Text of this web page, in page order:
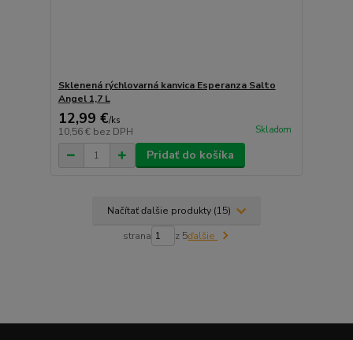
Sklenená rýchlovarná kanvica Esperanza Salto
Angel 1,7 L
12,99 €/ks
10,56 € bez DPH Skladom
Pridať do košíka
Načítať ďalšie produkty (15)
strana z 5ďalšie